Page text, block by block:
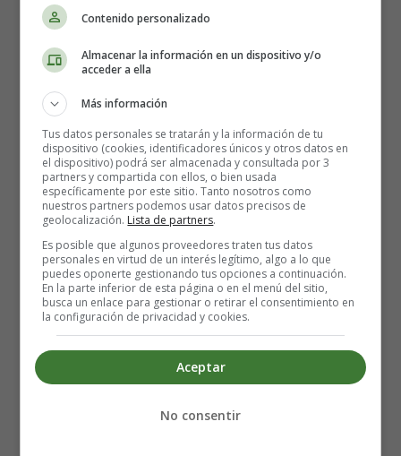
Año: 2011
Fecha de estreno: 23-12-2011
Género: Acción
Contenido personalizado
Almacenar la información en un dispositivo y/o
acceder a ella
Más información
Tus datos personales se tratarán y la información de tu
dispositivo (cookies, identificadores únicos y otros datos en
el dispositivo) podrá ser almacenada y consultada por 3
partners y compartida con ellos, o bien usada
específicamente por este sitio. Tanto nosotros como
nuestros partners podemos usar datos precisos de
geolocalización. Lista de partners.
Es posible que algunos proveedores traten tus datos
personales en virtud de un interés legítimo, algo a lo que
puedes oponerte gestionando tus opciones a continuación.
En la parte inferior de esta página o en el menú del sitio,
busca un enlace para gestionar o retirar el consentimiento en
la configuración de privacidad y cookies.
Aceptar
No consentir